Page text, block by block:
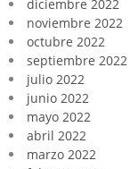
diciembre 2022
noviembre 2022
octubre 2022
septiembre 2022
julio 2022
junio 2022
mayo 2022
abril 2022
marzo 2022